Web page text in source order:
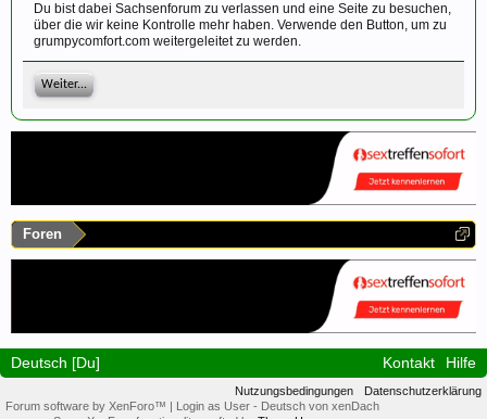
Du bist dabei Sachsenforum zu verlassen und eine Seite zu besuchen,
über die wir keine Kontrolle mehr haben. Verwende den Button, um zu
grumpycomfort.com weitergeleitet zu werden.
Weiter...
Foren
Deutsch [Du] Kontakt Hilfe
Nutzungsbedingungen
Datenschutzerklärung
Forum software by XenForo™ | Login as User - Deutsch von xenDach